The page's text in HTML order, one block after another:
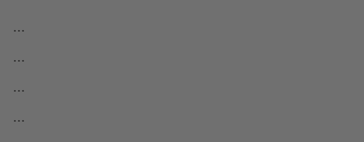
...
...
...
...